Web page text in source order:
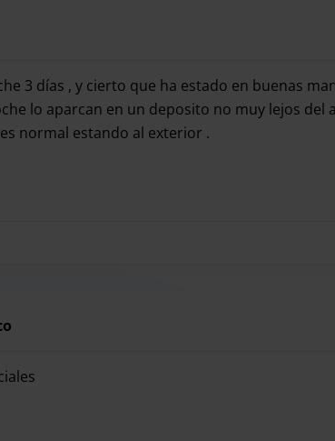
une large gamme de services à seulement 2
réserver une place de parking extérieure
3 días , y cierto que ha estado en buenas
lo aparcan en un deposito no muy lejos
normal estando al exterior .